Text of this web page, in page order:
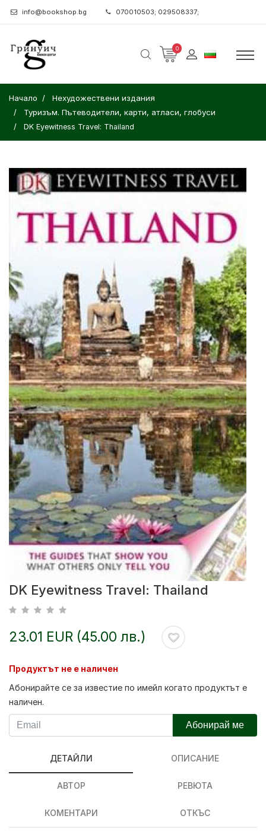
info@bookshop.bg 070010503; 029508337;
0
Начало
Нехудожествени издания
Туризъм. Пътеводители, карти, атласи, глобуси
DK Eyewitness Travel: Thailand
DK Eyewitness Travel: Thailand
23.01 EUR (45.00 лв.)
Продуктът не е наличен
Абонирайте се за известие по имейл когато продуктът е
наличен.
Абонирай ме
ДЕТАЙЛИ ОПИСАНИЕ
АВТОР РЕВЮТА
КОМЕНТАРИ ОТКЪС